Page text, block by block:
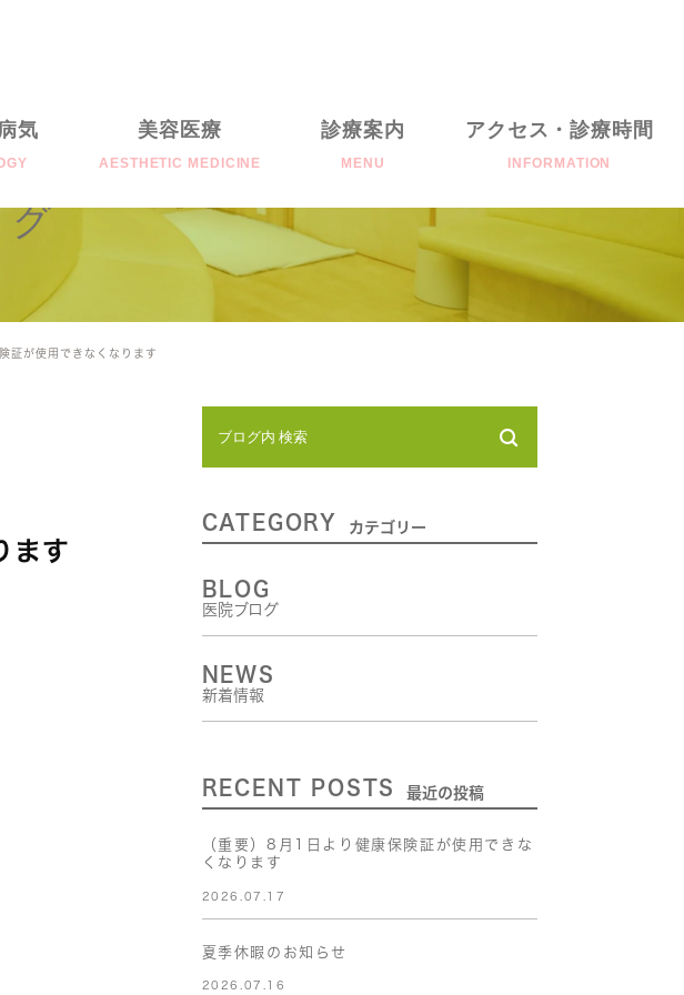
気 美容医療
AESTHETIC MEDICINE
Photofacial
診療案内
MENU
耳鼻咽喉科について
アクセス・診療時間
INFORMATION
グ
証が使用できなくなります
ます
CATEGORY カテゴリー
BLOG
医院ブログ
NEWS
新着情報
RECENT POSTS 最近の投稿
（重要）8月1日より健康保険証が使用できな
くなります
2026.07.17
夏季休暇のお知らせ
2026.07.16